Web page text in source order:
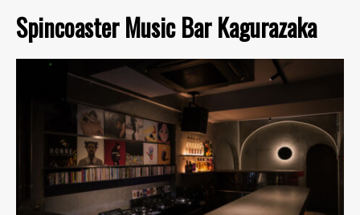
Spincoaster Music Bar Kagurazaka